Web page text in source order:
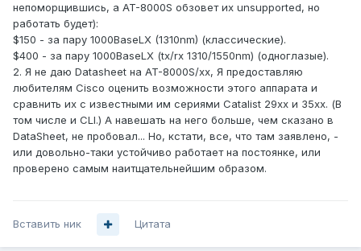
непоморщившись, а AT-8000S обзовет их unsupported, но
работать будет):
$150 - за пару 1000BaseLX (1310nm) (классические).
$400 - за пару 1000BaseLX (tx/rx 1310/1550nm) (одноглазые).
2. Я не даю Datasheet на AT-8000S/хх, Я предоставляю
любителям Cisco оценить возможности этого аппарата и
сравнить их с известными им сериями Catalist 29хх и 35хх. (В
том числе и CLI.) А навешать на него больше, чем сказано в
DataSheet, не пробовал... Но, кстати, все, что там заявлено, -
или довольно-таки устойчиво работает на постоянке, или
проверено самым наитщательнейшим образом.
Вставить ник Цитата